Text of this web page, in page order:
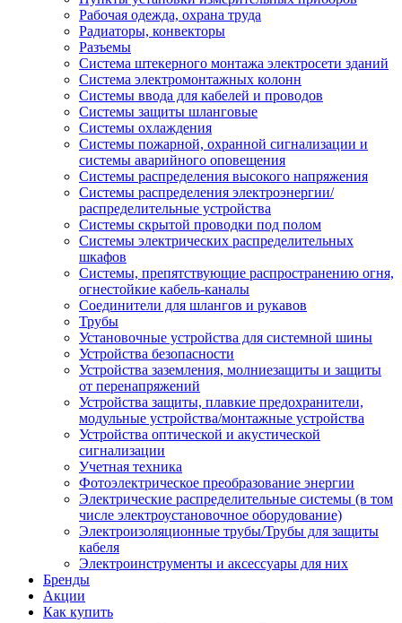
Рабочая одежда, охрана труда
Радиаторы, конвекторы
Разъемы
Система штекерного монтажа электросети зданий
Система электромонтажных колонн
Системы ввода для кабелей и проводов
Системы защиты шланговые
Системы охлаждения
Системы пожарной, охранной сигнализации и
системы аварийного оповещения
Системы распределения высокого напряжения
Системы распределения электроэнергии/
распределительные устройства
Системы скрытой проводки под полом
Системы электрических распределительных
шкафов
Системы, препятствующие распространению огня,
огнестойкие кабель-каналы
Соединители для шлангов и рукавов
Трубы
Установочные устройства для системной шины
Устройства безопасности
Устройства заземления, молниезащиты и защиты
от перенапряжений
Устройства защиты, плавкие предохранители,
модульные устройства/монтажные устройства
Устройства оптической и акустической
сигнализации
Учетная техника
Фотоэлектрическое преобразование энергии
Электрические распределительные системы (в том
числе электроустановочное оборудование)
Электроизоляционные трубы/Трубы для защиты
кабеля
Электроинструменты и аксессуары для них
Бренды
Акции
Как купить